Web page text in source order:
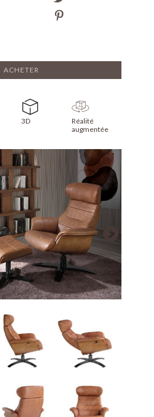
ACHETER
3D
Réalité
augmentée